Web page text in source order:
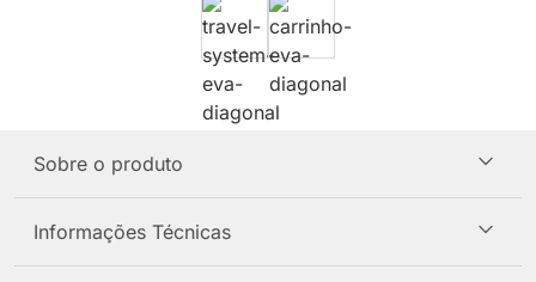
Sobre o produto
Informações Técnicas